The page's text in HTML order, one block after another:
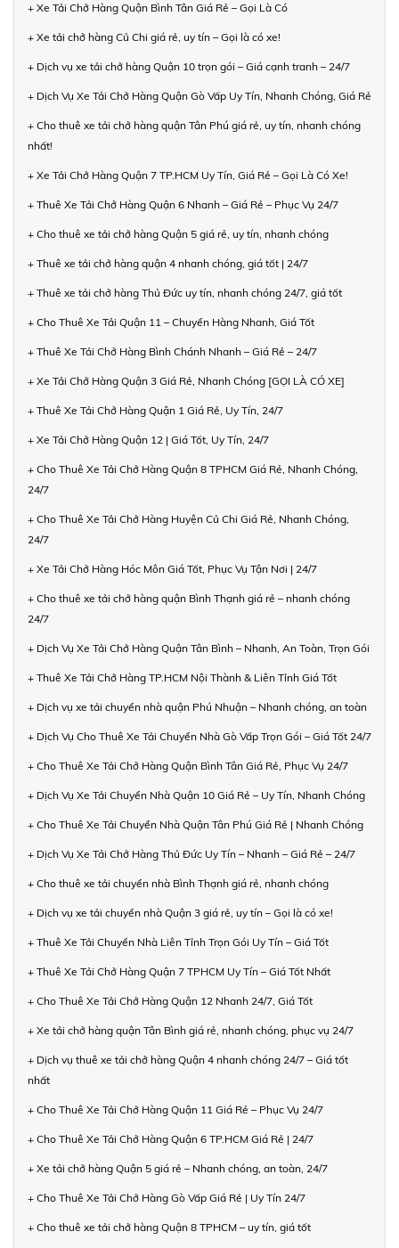
+ Xe Tải Chở Hàng Quận Bình Tân Giá Rẻ – Gọi Là Có
+ Xe tải chở hàng Củ Chi giá rẻ, uy tín – Gọi là có xe!
+ Dịch vụ xe tải chở hàng Quận 10 trọn gói – Giá cạnh tranh – 24/7
+ Dịch Vụ Xe Tải Chở Hàng Quận Gò Vấp Uy Tín, Nhanh Chóng, Giá Rẻ
+ Cho thuê xe tải chở hàng quận Tân Phú giá rẻ, uy tín, nhanh chóng
nhất!
+ Xe Tải Chở Hàng Quận 7 TP.HCM Uy Tín, Giá Rẻ – Gọi Là Có Xe!
+ Thuê Xe Tải Chở Hàng Quận 6 Nhanh – Giá Rẻ – Phục Vụ 24/7
+ Cho thuê xe tải chở hàng Quận 5 giá rẻ, uy tín, nhanh chóng
+ Thuê xe tải chở hàng quận 4 nhanh chóng, giá tốt | 24/7
+ Thuê xe tải chở hàng Thủ Đức uy tín, nhanh chóng 24/7, giá tốt
+ Cho Thuê Xe Tải Quận 11 – Chuyển Hàng Nhanh, Giá Tốt
+ Thuê Xe Tải Chở Hàng Bình Chánh Nhanh – Giá Rẻ – 24/7
+ Xe Tải Chở Hàng Quận 3 Giá Rẻ, Nhanh Chóng [GỌI LÀ CÓ XE]
+ Thuê Xe Tải Chở Hàng Quận 1 Giá Rẻ, Uy Tín, 24/7
+ Xe Tải Chở Hàng Quận 12 | Giá Tốt, Uy Tín, 24/7
+ Cho Thuê Xe Tải Chở Hàng Quận 8 TPHCM Giá Rẻ, Nhanh Chóng,
24/7
+ Cho Thuê Xe Tải Chở Hàng Huyện Củ Chi Giá Rẻ, Nhanh Chóng,
24/7
+ Xe Tải Chở Hàng Hóc Môn Giá Tốt, Phục Vụ Tận Nơi | 24/7
+ Cho thuê xe tải chở hàng quận Bình Thạnh giá rẻ – nhanh chóng
24/7
+ Dịch Vụ Xe Tải Chở Hàng Quận Tân Bình – Nhanh, An Toàn, Trọn Gói
+ Thuê Xe Tải Chở Hàng TP.HCM Nội Thành & Liên Tỉnh Giá Tốt
+ Dịch vụ xe tải chuyển nhà quận Phú Nhuận – Nhanh chóng, an toàn
+ Dịch Vụ Cho Thuê Xe Tải Chuyển Nhà Gò Vấp Trọn Gói – Giá Tốt 24/7
+ Cho Thuê Xe Tải Chở Hàng Quận Bình Tân Giá Rẻ, Phục Vụ 24/7
+ Dịch Vụ Xe Tải Chuyển Nhà Quận 10 Giá Rẻ – Uy Tín, Nhanh Chóng
+ Cho Thuê Xe Tải Chuyển Nhà Quận Tân Phú Giá Rẻ | Nhanh Chóng
+ Dịch Vụ Xe Tải Chở Hàng Thủ Đức Uy Tín – Nhanh – Giá Rẻ – 24/7
+ Cho thuê xe tải chuyển nhà Bình Thạnh giá rẻ, nhanh chóng
+ Dịch vụ xe tải chuyển nhà Quận 3 giá rẻ, uy tín – Gọi là có xe!
+ Thuê Xe Tải Chuyển Nhà Liên Tỉnh Trọn Gói Uy Tín – Giá Tốt
+ Thuê Xe Tải Chở Hàng Quận 7 TPHCM Uy Tín – Giá Tốt Nhất
+ Cho Thuê Xe Tải Chở Hàng Quận 12 Nhanh 24/7, Giá Tốt
+ Xe tải chở hàng quận Tân Bình giá rẻ, nhanh chóng, phục vụ 24/7
+ Dịch vụ thuê xe tải chở hàng Quận 4 nhanh chóng 24/7 – Giá tốt
nhất
+ Cho Thuê Xe Tải Chở Hàng Quận 11 Giá Rẻ – Phục Vụ 24/7
+ Cho Thuê Xe Tải Chở Hàng Quận 6 TP.HCM Giá Rẻ | 24/7
+ Xe tải chở hàng Quận 5 giá rẻ – Nhanh chóng, an toàn, 24/7
+ Cho Thuê Xe Tải Chở Hàng Gò Vấp Giá Rẻ | Uy Tín 24/7
+ Cho thuê xe tải chở hàng Quận 8 TPHCM – uy tín, giá tốt